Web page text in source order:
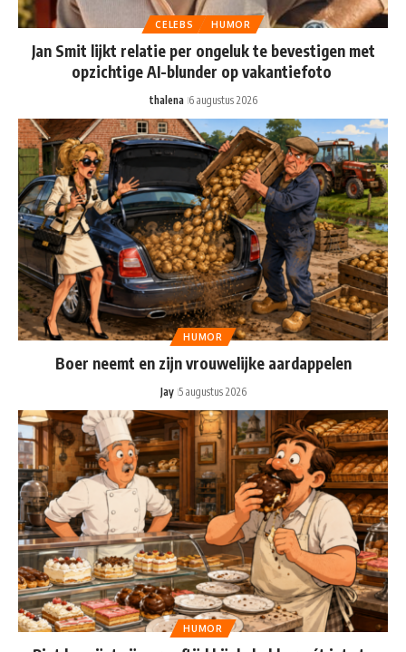
CELEBS HUMOR
Jan Smit lijkt relatie per ongeluk te bevestigen met
opzichtige AI-blunder op vakantiefoto
thalena 6 augustus 2026
HUMOR
Boer neemt en zijn vrouwelijke aardappelen
Jay 5 augustus 2026
HUMOR